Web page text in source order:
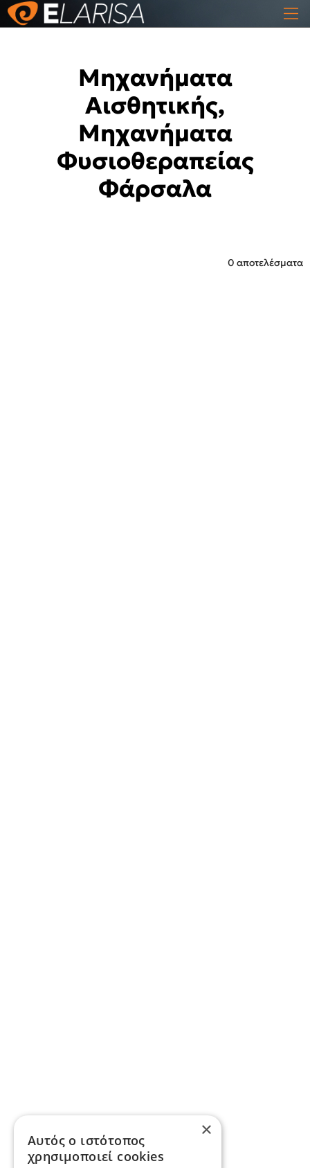
Μηχανήματα
Αισθητικής,
Μηχανήματα
Φυσιοθεραπείας
Φάρσαλα
0 αποτελέσματα
×
Αυτός ο ιστότοπος
χρησιμοποιεί cookies